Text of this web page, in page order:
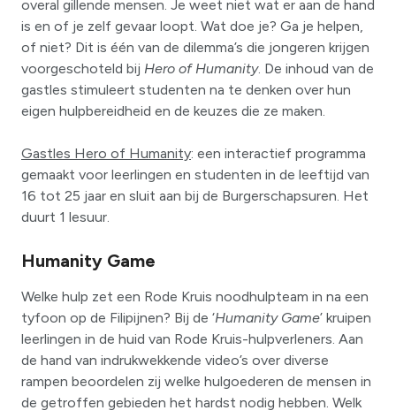
overal gillende mensen. Je weet niet wat er aan de hand
is en of je zelf gevaar loopt. Wat doe je? Ga je helpen,
of niet? Dit is één van de dilemma’s die jongeren krijgen
voorgeschoteld bij Hero of Humanity. De inhoud van de
gastles stimuleert studenten na te denken over hun
eigen hulpbereidheid en de keuzes die ze maken.
Gastles Hero of Humanity: een interactief programma
gemaakt voor leerlingen en studenten in de leeftijd van
16 tot 25 jaar en sluit aan bij de Burgerschapsuren. Het
duurt 1 lesuur.
Humanity Game
Welke hulp zet een Rode Kruis noodhulpteam in na een
tyfoon op de Filipijnen? Bij de ‘Humanity Game’ kruipen
leerlingen in de huid van Rode Kruis-hulpverleners. Aan
de hand van indrukwekkende video’s over diverse
rampen beoordelen zij welke hulgoederen de mensen in
de getroffen gebieden het hardst nodig hebben. Welk